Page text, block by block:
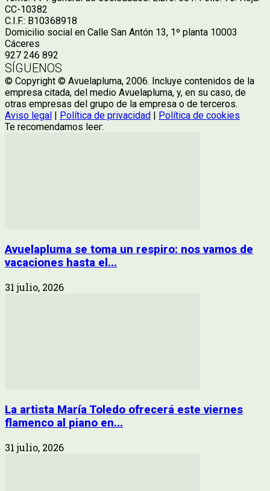
CC-10382
C.I.F.: B10368918
Domicilio social en Calle San Antón 13, 1º planta 10003
Cáceres
927 246 892
SÍGUENOS
© Copyright © Avuelapluma, 2006. Incluye contenidos de la
empresa citada, del medio Avuelapluma, y, en su caso, de
otras empresas del grupo de la empresa o de terceros.
Aviso legal
Política de privacidad
Política de cookies
Te recomendamos leer:
Avuelapluma se toma un respiro: nos vamos de
vacaciones hasta el...
31 julio, 2026
La artista María Toledo ofrecerá este viernes
flamenco al piano en...
31 julio, 2026